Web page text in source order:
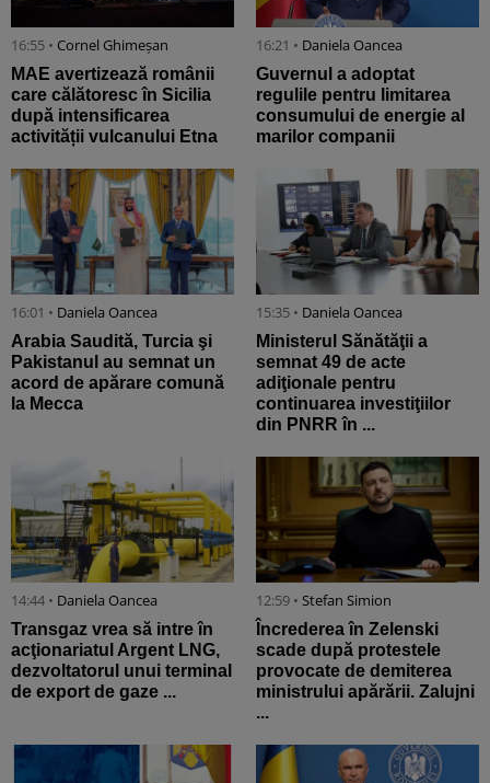
16:55 • Cornel Ghimeșan
MAE avertizează românii
care călătoresc în Sicilia
după intensificarea
activității vulcanului Etna
16:21 • Daniela Oancea
Guvernul a adoptat
regulile pentru limitarea
consumului de energie al
marilor companii
16:01 • Daniela Oancea
Arabia Saudită, Turcia şi
Pakistanul au semnat un
acord de apărare comună
la Mecca
15:35 • Daniela Oancea
Ministerul Sănătăţii a
semnat 49 de acte
adiţionale pentru
continuarea investiţiilor
din PNRR în ...
14:44 • Daniela Oancea
Transgaz vrea să intre în
acţionariatul Argent LNG,
dezvoltatorul unui terminal
de export de gaze ...
12:59 • Stefan Simion
Încrederea în Zelenski
scade după protestele
provocate de demiterea
ministrului apărării. Zalujni
...